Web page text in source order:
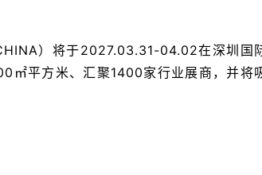
）将于2027.03.31-04.02在深圳国
㎡平方米、汇聚1400家行业展商，并将